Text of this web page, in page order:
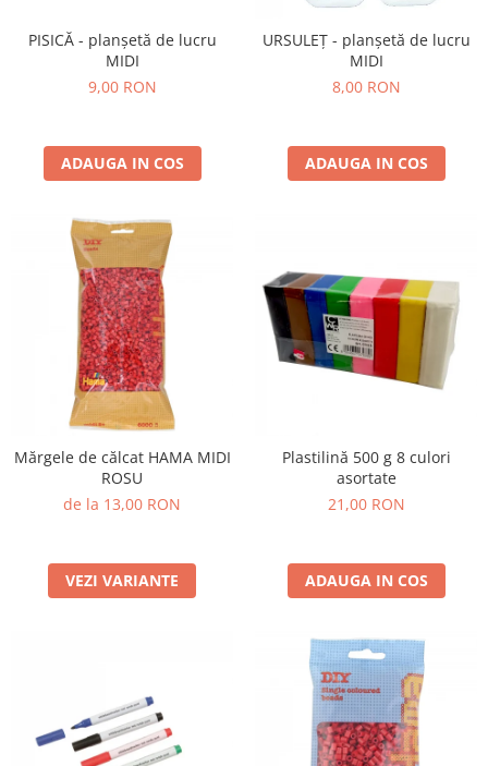
PISICĂ - planșetă de lucru
MIDI
9,00 RON
ADAUGA IN COS
URSULEȚ - planșetă de lucru
MIDI
8,00 RON
ADAUGA IN COS
Mărgele de călcat HAMA MIDI
ROSU
de la 13,00 RON
VEZI VARIANTE
Plastilină 500 g 8 culori
asortate
21,00 RON
ADAUGA IN COS